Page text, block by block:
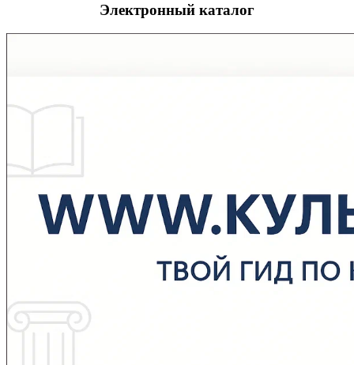
Электронный каталог